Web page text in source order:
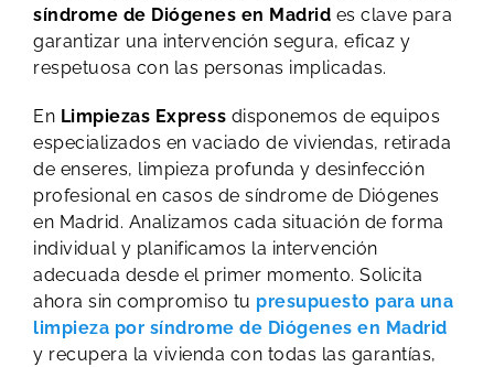
síndrome de Diógenes en Madrid es clave para
garantizar una intervención segura, eficaz y
respetuosa con las personas implicadas.
En Limpiezas Express disponemos de equipos
especializados en vaciado de viviendas, retirada
de enseres, limpieza profunda y desinfección
profesional en casos de síndrome de Diógenes
en Madrid. Analizamos cada situación de forma
individual y planificamos la intervención
adecuada desde el primer momento. Solicita
ahora sin compromiso tu presupuesto para una
limpieza por síndrome de Diógenes en Madrid
y recupera la vivienda con todas las garantías,